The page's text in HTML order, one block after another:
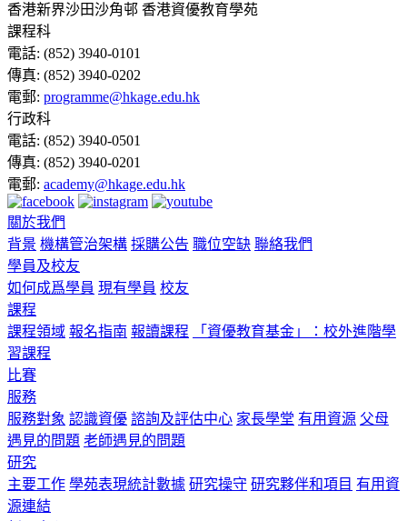
香港新界沙田沙角邨 香港資優教育學苑
課程科
電話: (852) 3940-0101
傳真: (852) 3940-0202
電郵: programme@hkage.edu.hk
行政科
電話: (852) 3940-0501
傳真: (852) 3940-0201
電郵: academy@hkage.edu.hk
關於我們
背景 機構管治架構 採購公告 職位空缺 聯絡我們
學員及校友
如何成爲學員 現有學員 校友
課程
課程領域 報名指南 報讀課程
「資優教育基金」：校外進階學
習課程
比賽
服務
服務對象 認識資優 諮詢及評估中心 家長學堂 有用資源 父母
遇見的問題 老師遇見的問題
研究
主要工作 學苑表現統計數據 研究操守 研究夥伴和項目 有用資
源連結